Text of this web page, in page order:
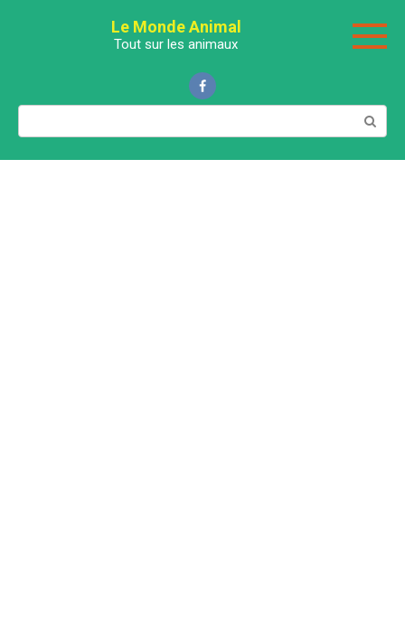
Le Monde Animal
Tout sur les animaux
Поиск: